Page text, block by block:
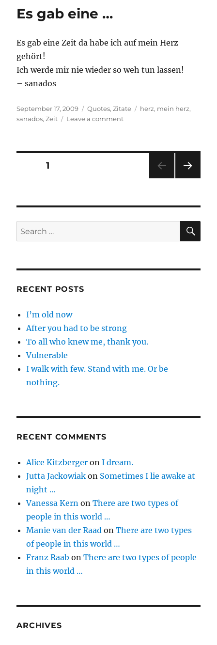
…
Es gab eine …
Es gab eine Zeit da habe ich auf mein Herz
gehört!
Ich werde mir nie wieder so weh tun lassen!
– sanados
Posted
on
September 17, 2009 Categories
Quotes,Zitate Tags
herz, mein herz,
sanados,Zeit Leave a commenton
Posts
PAGE1
Search
for:
RECENT POSTS
I’m old now
After you had to be strong
To all who knew me, thank you.
Vulnerable
I walk with few. Stand with me. Or be
nothing.
RECENT COMMENTS
Alice Kitzberger onI dream.
Jutta Jackowiak on Sometimes I lie awake at
night …
Vanessa Kern onThere are two types of
people in this world …
Manie van der Raad onThere are two types
of people in this world …
Franz Raab onThere are two types of people
in this world …
ARCHIVES